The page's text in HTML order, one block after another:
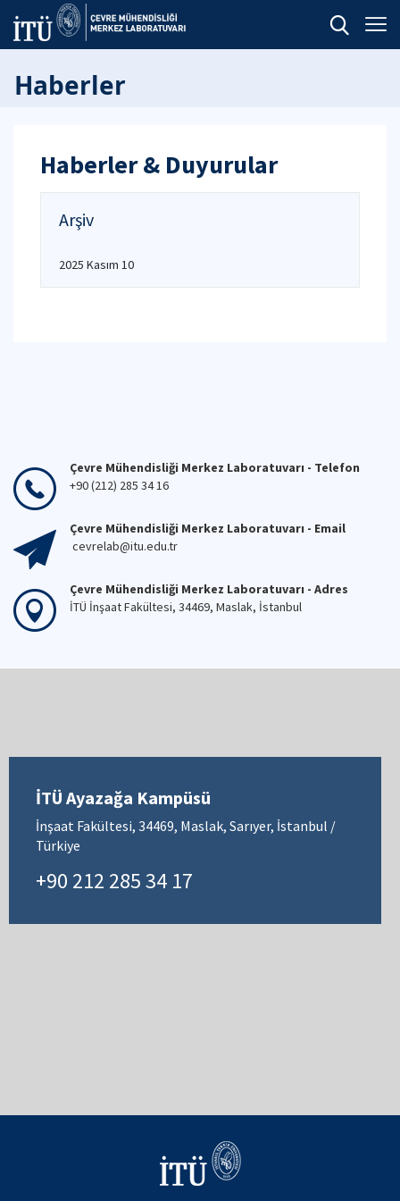
Haberler
Haberler & Duyurular
Arşiv
2025 Kasım 10
Çevre Mühendisliği Merkez Laboratuvarı - Telefon
+90 (212) 285 34 16
Çevre Mühendisliği Merkez Laboratuvarı - Email
cevrelab@itu.edu.tr
Çevre Mühendisliği Merkez Laboratuvarı - Adres
İTÜ İnşaat Fakültesi, 34469, Maslak, İstanbul
İTÜ Ayazağa Kampüsü
İnşaat Fakültesi, 34469, Maslak, Sarıyer, İstanbul /
Türkiye
+90 212 285 34 17